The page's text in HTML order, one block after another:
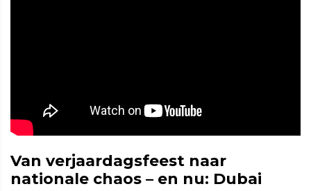
Van verjaardagsfeest naar
nationale chaos – en nu: Dubai